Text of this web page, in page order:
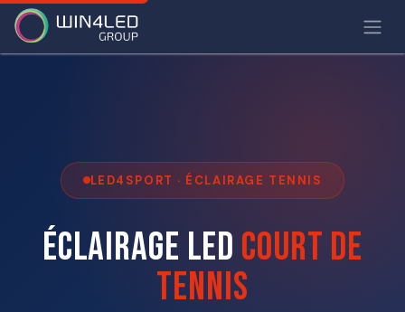
LED4SPORT · ÉCLAIRAGE TENNIS
Éclairage LED court de
tennis